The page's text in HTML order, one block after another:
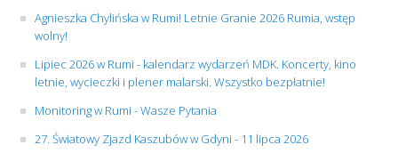
Agnieszka Chylińska w Rumi! Letnie Granie 2026 Rumia, wstęp
wolny!
Lipiec 2026 w Rumi - kalendarz wydarzeń MDK. Koncerty, kino
letnie, wycieczki i plener malarski. Wszystko bezpłatnie!
Monitoring w Rumi - Wasze Pytania
27. Światowy Zjazd Kaszubów w Gdyni - 11 lipca 2026